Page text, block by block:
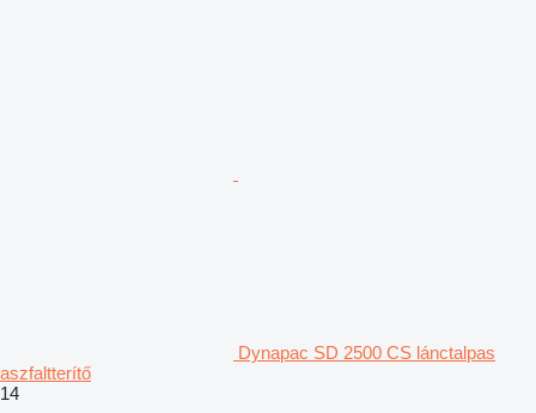
Dynapac SD 2500 CS lánctalpas
aszfaltterítő
14